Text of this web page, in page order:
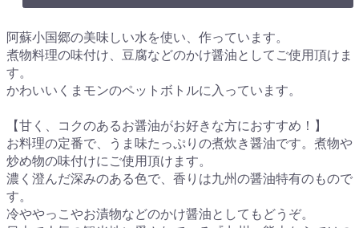
阿蘇小国郷の美味しい水を使い、作っています。
煮物料理の味付け、豆腐などのかけ醤油としてご使用頂けま
す。
かわいいくまモンのペットボトルに入っています。
【甘く、コクのあるお醤油がお好きな方におすすめ！】
お料理の定番で、うま味たっぷりの煮炊き醤油です。煮物や
炒め物の味付けにご使用頂けます。
濃く澄んだ深みのある色で、香りは九州の醤油特有のもので
す。
冷ややっこやお漬物などのかけ醤油としてもどうぞ。